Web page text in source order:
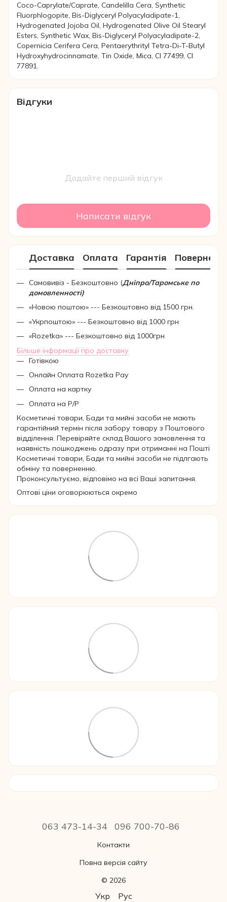
Coco-Caprylate/Caprate, Candelilla Cera, Synthetic
Fluorphlogopite, Bis-Diglyceryl Polyacyladipate-1,
Hydrogenated Jojoba Oil, Hydrogenated Olive Oil Stearyl
Esters, Synthetic Wax, Bis-Diglyceryl Polyacyladipate-2,
Copernicia Cerifera Cera, Pentaerythrityl Tetra-Di-T-Butyl
Hydroxyhydrocinnamate, Tin Oxide, Mica, CI 77499, CI
77891.
Відгуки
Додайте перший відгук
Написати відгук
Доставка Оплата Гарантія
Самовивіз - Безкоштовно (Дніпро/Таромське по
домовленності)
«Новою поштою» --- Безкоштовно від 1500 грн.
«Укрпоштою» --- Безкоштовно від 1000 грн
«Rozetka» --- Безкоштовно від 1000грн
Більше інформації про доставку
Готівкою
Онлайн Оплата Rozetka Pay
Оплата на картку
Оплата на Р/Р
Косметичні товари, Бади та мийні засоби не мають
гарантійний термін після забору товару з Поштового
відділення. Перевіряйте склад Вашого замовлення та
наявність пошкоджень одразу при отриманні на Пошті
Косметичні товари, Бади та мийні засоби не підлгають
обміну та поверненню.
Проконсультуємо, відповімо на всі Ваші запитання.
Оптові ціни оговорюються окремо
063 473-14-34 096 700-70-86
Контакти
Повна версія сайту
© 2026
Укр Рус